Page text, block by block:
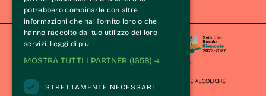
Le Langhe
potrebbero combinarle con altre
informazioni che hai fornito loro o che
hanno raccolto dal tuo utilizzo dei loro
servizi. Leggi di più
MOSTRA TUTTI I PARTNER (1658) →
STRETTAMENTE NECESSARI